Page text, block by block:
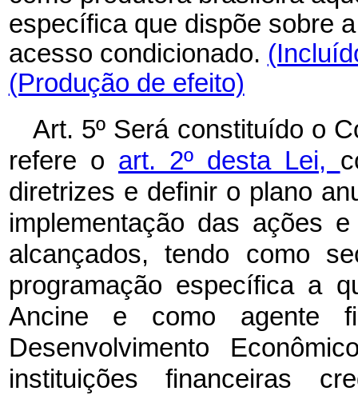
específica que dispõe sobre
acesso condicionado.
(Produção de efeito)
Art. 5º Será constituído o
refere o art. 2º desta Lei,
diretrizes e definir o plano
implementação das ações
alcançados, tendo como
programação específica a
Ancine e como agente
Desenvolvimento
instituições financeiras